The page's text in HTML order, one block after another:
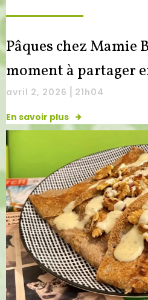
Pâques chez Mamie
moment à partager
avril 2, 2026 21h04
En savoir plus